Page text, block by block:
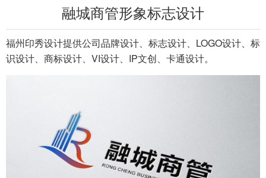
融城商管形象标志设计
福州印秀设计提供公司品牌设计、标志设计、LOGO设计、标
识设计、商标设计、VI设计、IP文创、卡通设计。